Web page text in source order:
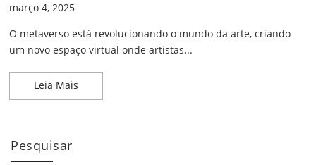
março 4, 2025
O metaverso está revolucionando o mundo da arte, criando
um novo espaço virtual onde artistas...
Leia Mais
Pesquisar